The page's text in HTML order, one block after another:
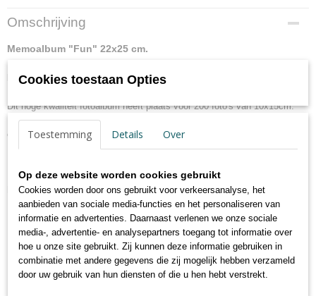
Productcode
ME-110-K
EAN code
Netto gewicht
Afmetingen (l,b,h)
22 x 24 x 5 cm
Omschrijving
Memoalbum "Fun" 22x25 cm.
Memo insteekalbum met uitsnede voor een eigen foto in de (structuur
karton) kaft.
Dit hoge kwaliteit fotoalbum heeft plaats voor 200 foto's van 10x15cm.
Dit boek is geschikt om foto's in schuiven en heeft een
opbergmogelijkheid voor cd of negatieven.
Naast de foto is eventueel ruimte voor een persoonlijke notitie.
Dit "Fun" fotoalbum is te verkrijgen in de kleuren:
A: Licht groen
B: Zwart
C: Zand
E: Beige
Cookies toestaan Opties
Toestemming Details Over
Op deze website worden cookies gebruikt
Cookies worden door ons gebruikt voor verkeersanalyse, het
aanbieden van sociale media-functies en het personaliseren van
informatie en advertenties. Daarnaast verlenen we onze sociale
media-, advertentie- en analysepartners toegang tot informatie over
hoe u onze site gebruikt. Zij kunnen deze informatie gebruiken in
combinatie met andere gegevens die zij mogelijk hebben verzameld
door uw gebruik van hun diensten of die u hen hebt verstrekt.